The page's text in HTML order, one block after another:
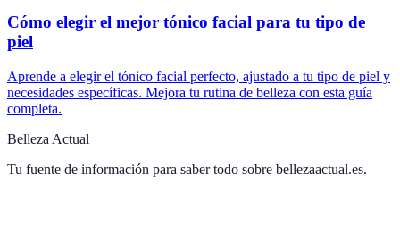
Cómo elegir el mejor tónico facial para tu tipo de
piel
Aprende a elegir el tónico facial perfecto, ajustado a tu tipo de piel y
necesidades específicas. Mejora tu rutina de belleza con esta guía
completa.
Belleza Actual
Tu fuente de información para saber todo sobre bellezaactual.es.